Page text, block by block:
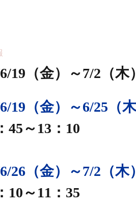
19（金）～7/2（
19（金）～6/25（
45～13：10
26（金）～7/2（木
10～11：35